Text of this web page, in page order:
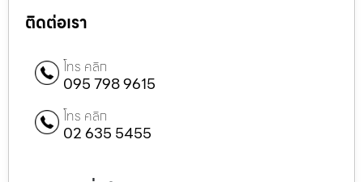
ติดต่อเรา
โทร คลิก
095 798 9615
โทร คลิก
02 635 5455